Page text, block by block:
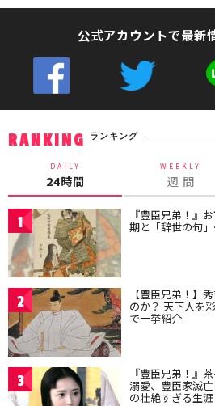
公式アカウントで最新
RANKING ランキング
DAILY
24時間
WEEKLY
週 間
1 『豊臣兄弟！』
期と「辞世の句
2 【豊臣兄弟！】
のか？ 天下人を
で一挙紹介
3 『豊臣兄弟！』
溺愛、豊臣家滅
の壮絶すぎる生涯